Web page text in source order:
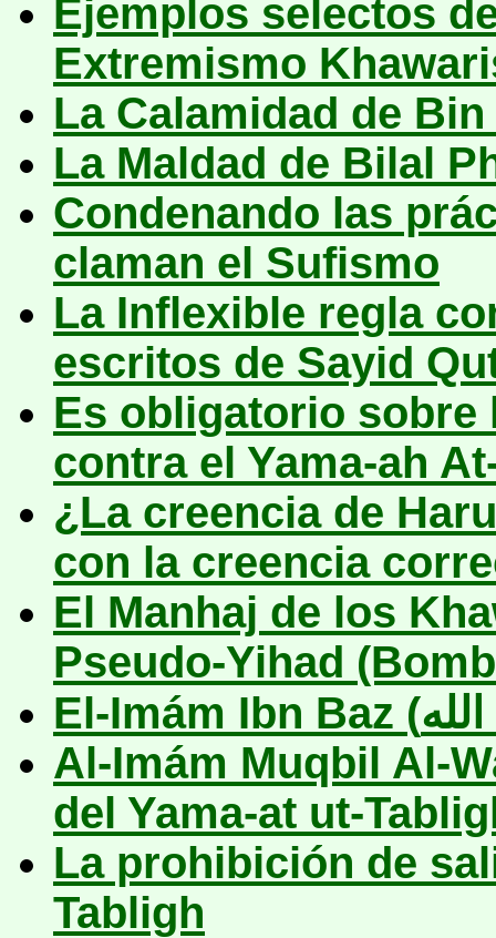
Ejemplos selectos
Extremismo
La Calamidad de
La Maldad de Bilal
Condenando las
claman el Sufismo
La Inflexible regla
escritos de Sayid
Es obligatorio sobre
contra el Yama-ah
¿La creencia de
con la creencia
El Manhaj de los
Pseudo-Yihad
El-Imám Ibn Baz (
Al-Imám Muqbil Al-
del Yama-at ut-
La prohibición de
Tabligh